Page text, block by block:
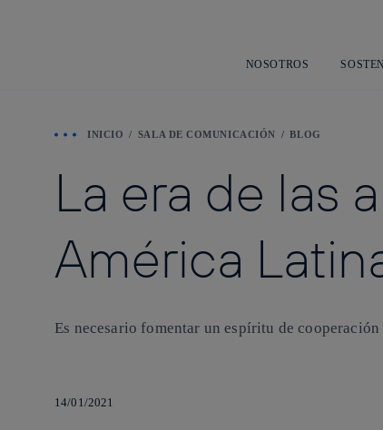
NOSOTROS
INICIO SALA DE COMUNICACIÓN BLOG
La era de las
América
Es necesario fomentar un espíritu de
14/01/2021